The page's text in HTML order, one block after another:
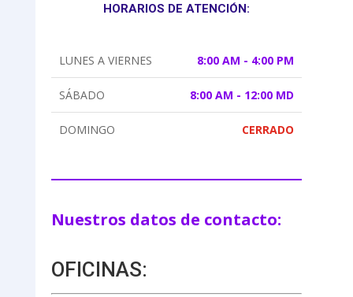
HORARIOS DE ATENCIÓN:
LUNES A VIERNES 8:00 AM - 4:00 PM
SÁBADO 8:00 AM - 12:00 MD
DOMINGO CERRADO
Nuestros datos de contacto:
OFICINAS: